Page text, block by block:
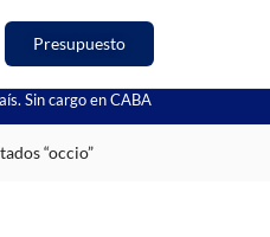
Presupuesto
Sin cargo en CABA
“occio”